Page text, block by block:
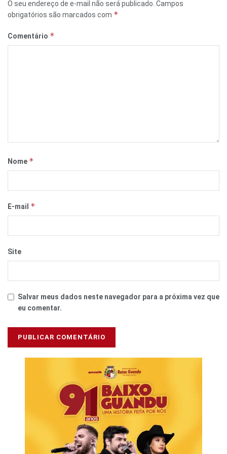
O seu endereço de e-mail não será publicado. Campos
obrigatórios são marcados com *
Comentário *
Nome *
E-mail *
Site
Salvar meus dados neste navegador para a próxima vez que
eu comentar.